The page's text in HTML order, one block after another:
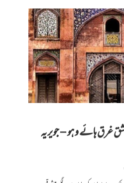
غرق ہائے و ہو – جویریہ